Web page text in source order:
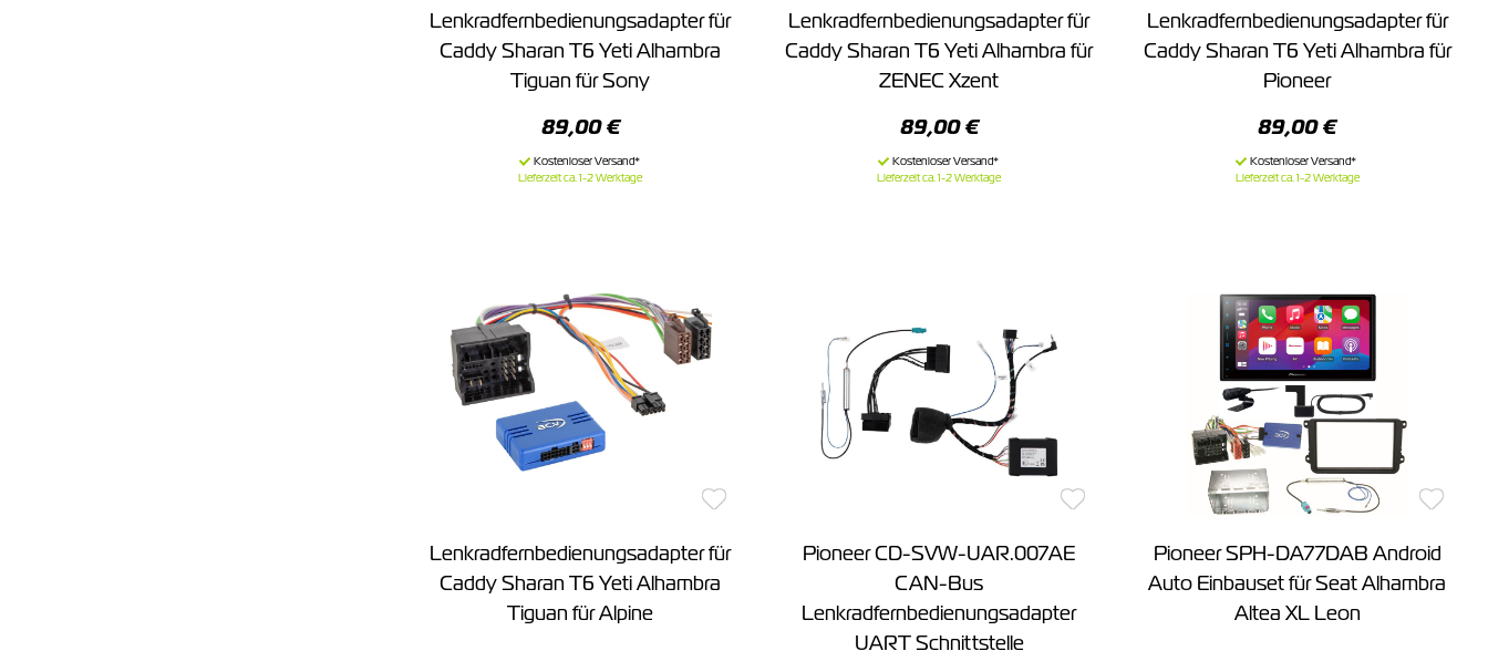
Lenkradfernbedienungsadapter für
Caddy Sharan T6 Yeti Alhambra
Tiguan für Sony
89,00 €
Lieferzeit ca. 1-2 Werktage
Lenkradfernbedienungsadapter für
Caddy Sharan T6 Yeti Alhambra für
ZENEC Xzent
89,00 €
Lieferzeit ca. 1-2 Werktage
Lenkradfernbedienungsadapter für
Caddy Sharan T6 Yeti Alhambra für
Pioneer
89,00 €
Lieferzeit ca. 1-2 Werktage
Lenkradfernbedienungsadapter für
Caddy Sharan T6 Yeti Alhambra
Tiguan für Alpine
Pioneer CD-SVW-UAR.007AE
CAN-Bus
Lenkradfernbedienungsadapter
UART Schnittstelle
Pioneer SPH-DA77DAB Android
Auto Einbauset für Seat Alhambra
Altea XL Leon